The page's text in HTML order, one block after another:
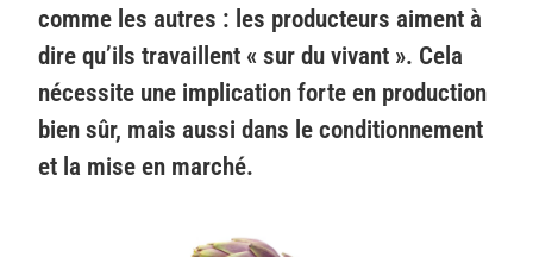
comme les autres : les producteurs aiment à
dire qu’ils travaillent « sur du vivant ». Cela
nécessite une implication forte en production
bien sûr, mais aussi dans le conditionnement
et la mise en marché.